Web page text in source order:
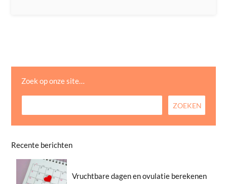
Zoek op onze site…
Recente berichten
Vruchtbare dagen en ovulatie berekenen